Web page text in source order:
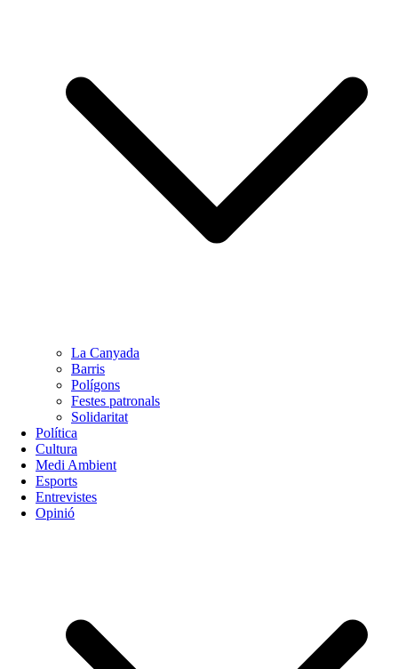
La Canyada
Barris
Polígons
Festes patronals
Solidaritat
Política
Cultura
Medi Ambient
Esports
Entrevistes
Opinió